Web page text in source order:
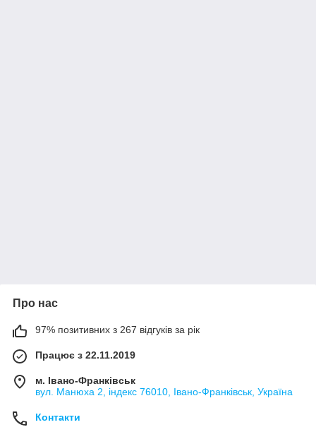
Про нас
97% позитивних з 267 відгуків за рік
Працює з 22.11.2019
м. Івано-Франківськ
вул. Манюха 2, індекс 76010, Івано-Франківськ, Україна
Контакти